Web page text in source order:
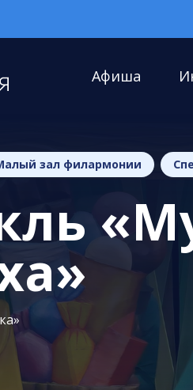
Афиша
зал филармонии